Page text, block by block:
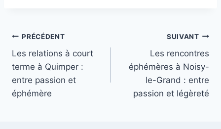
Navigation
de
l’article
PRÉCÉDENT
Les relations à court
terme à Quimper :
entre passion et
éphémère
SUIVANT
Les rencontres
éphémères à Noisy-
le-Grand : entre
passion et légèreté